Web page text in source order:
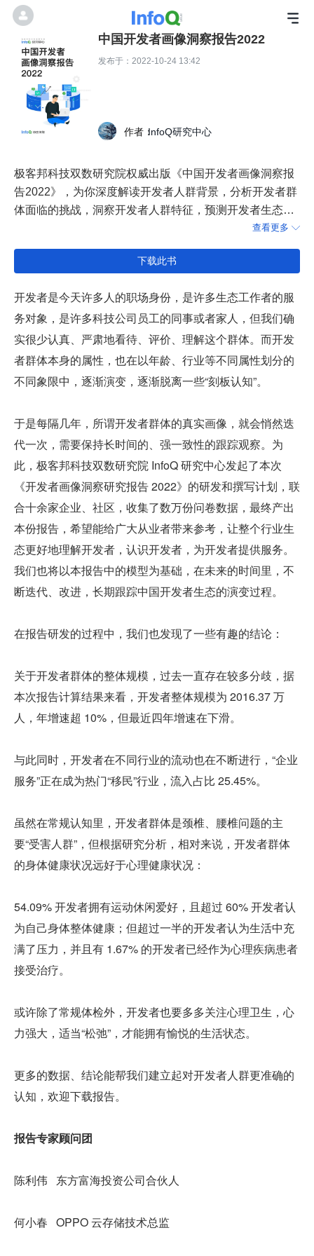
中国开发者画像洞察报告2022
发布于：2022-10-24 13:42
作者：InfoQ研究中心
极客邦科技双数研究院权威出版《中国开发者画像洞察报
告2022》，为你深度解读开发者人群背景，分析开发者群
体面临的挑战，洞察开发者人群特征，预测开发者生态发
查看更多 
下载此书
开发者是今天许多人的职场身份，是许多生态工作者的服
务对象，是许多科技公司员工的同事或者家人，但我们确
实很少认真、严肃地看待、评价、理解这个群体。而开发
者群体本身的属性，也在以年龄、行业等不同属性划分的
不同象限中，逐渐演变，逐渐脱离一些“刻板认知”。
于是每隔几年，所谓开发者群体的真实画像，就会悄然迭
代一次，需要保持长时间的、强一致性的跟踪观察。为
此，极客邦科技双数研究院 InfoQ 研究中心发起了本次
《开发者画像洞察研究报告 2022》的研发和撰写计划，联
合十余家企业、社区，收集了数万份问卷数据，最终产出
本份报告，希望能给广大从业者带来参考，让整个行业生
态更好地理解开发者，认识开发者，为开发者提供服务。
我们也将以本报告中的模型为基础，在未来的时间里，不
断迭代、改进，长期跟踪中国开发者生态的演变过程。
在报告研发的过程中，我们也发现了一些有趣的结论：
关于开发者群体的整体规模，过去一直存在较多分歧，据
本次报告计算结果来看，开发者整体规模为 2016.37 万
人，年增速超 10%，但最近四年增速在下滑。
与此同时，开发者在不同行业的流动也在不断进行，“企业
服务”正在成为热门“移民”行业，流入占比 25.45%。
虽然在常规认知里，开发者群体是颈椎、腰椎问题的主
要“受害人群”，但根据研究分析，相对来说，开发者群体
的身体健康状况远好于心理健康状况：
54.09% 开发者拥有运动休闲爱好，且超过 60% 开发者认
为自己身体整体健康；但超过一半的开发者认为生活中充
满了压力，并且有 1.67% 的开发者已经作为心理疾病患者
接受治疗。
或许除了常规体检外，开发者也要多多关注心理卫生，心
力强大，适当“松弛”，才能拥有愉悦的生活状态。
更多的数据、结论能帮我们建立起对开发者人群更准确的
认知，欢迎下载报告。
报告专家顾问团
陈利伟   东方富海投资公司合伙人
何小春   OPPO 云存储技术总监